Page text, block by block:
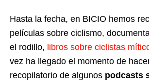
Hasta la fecha, en BICIO hemos
películas sobre ciclismo,
el rodillo, libros sobre ciclistas
vez ha llegado el momento de
recopilatorio de algunos podcasts